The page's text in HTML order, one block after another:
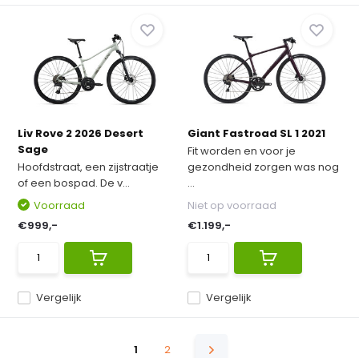
Liv Rove 2 2026 Desert
Sage
Hoofdstraat, een zijstraatje
of een bospad. De v...
Vergelijk
Voorraad
€999,-
Giant Fastroad SL 1 2021
Fit worden en voor je
gezondheid zorgen was nog
...
Vergelijk
Niet op voorraad
€1.199,-
1 2